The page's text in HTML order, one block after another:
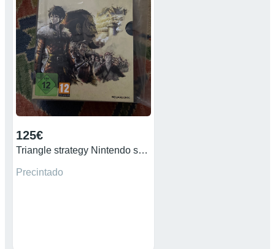
125€
Triangle strategy Nintendo switch
Precintado